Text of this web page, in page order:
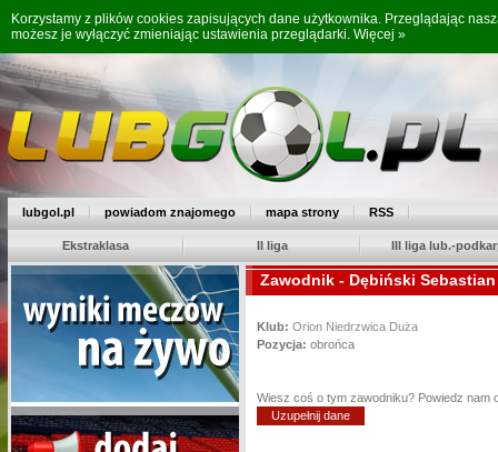
Korzystamy z plików cookies zapisujących dane użytkownika. Przeglądając
możesz je wyłączyć zmieniając ustawienia przeglądarki. Więcej »
lubgol.pl powiadom znajomego mapa strony RSS
Ekstraklasa II liga III liga lub.-
Zawodnik - Dębiński Sebastian
Klub: Orion Niedrzwica Duża
Pozycja: obrońca
Wiesz coś o tym zawodniku? Powiedz nam
Uzupełnij dane